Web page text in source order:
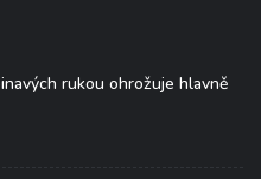
rukou ohrožuje hlavně